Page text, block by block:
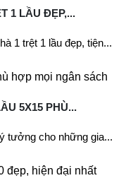
1 LẦU ĐẸP,...
1 trệt 1 lầu đẹp, tiện...
5X15 PHÙ...
tưởng cho những gia...